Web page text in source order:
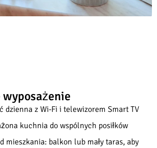
dzienna z Wi-Fi i telewizorem Smart TV
kuchnia do wspólnych posiłków
mieszkania: balkon lub mały taras, aby